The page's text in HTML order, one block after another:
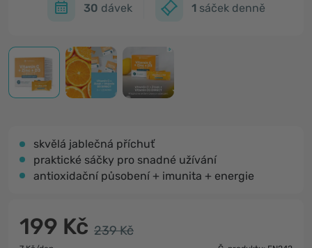
30 dávek 1 sáček denně
skvělá jablečná příchuť
praktické sáčky pro snadné užívání
antioxidační působení + imunita + energie
199 Kč 239 Kč